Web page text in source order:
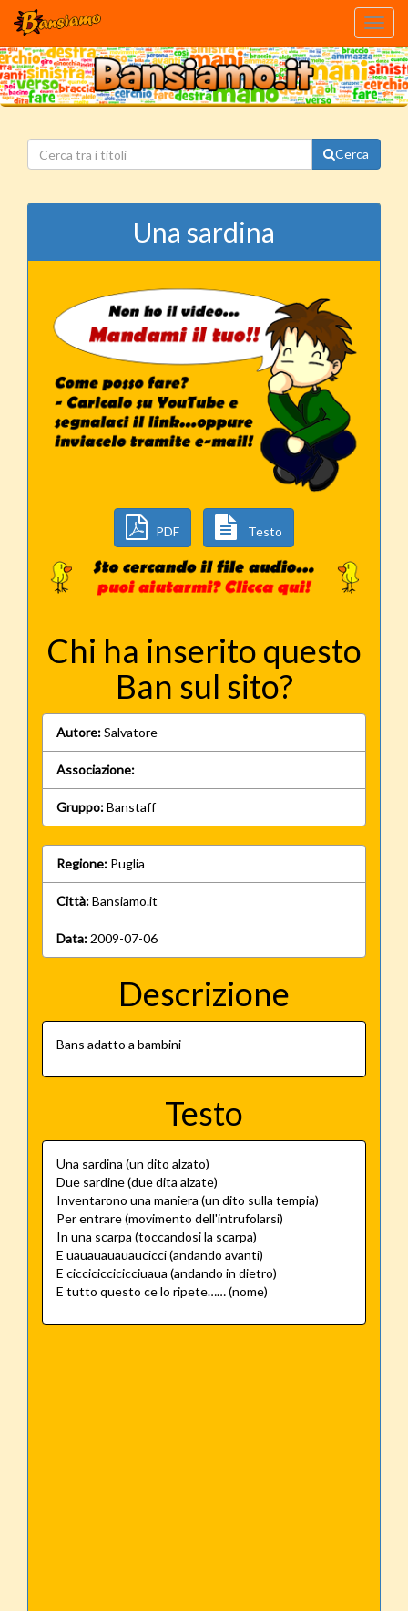
Cerca
Una sardina
PDF Testo
Chi ha inserito questo
Ban sul sito?
Autore:Salvatore
Associazione:
Gruppo:Banstaff
Regione: Puglia
Città:Bansiamo.it
Data: 2009-07-06
Descrizione
Bans adatto a bambini
Testo
Una sardina (un dito alzato)
Due sardine (due dita alzate)
Inventarono una maniera (un dito sulla tempia)
Per entrare (movimento dell'intrufolarsi)
In una scarpa (toccandosi la scarpa)
E uauauauauaucicci (andando avanti)
E cicciciccicicciuaua (andando in dietro)
E tutto questo ce lo ripete…… (nome)